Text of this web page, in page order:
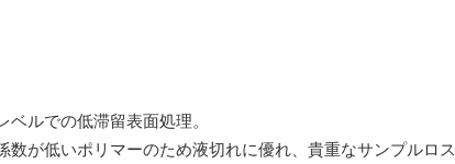
ベルでの低滞留表面処理。
数が低いポリマーのため液切れに優れ、貴重なサンプルロス